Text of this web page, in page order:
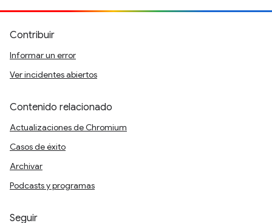
Contribuir
Informar un error
Ver incidentes abiertos
Contenido relacionado
Actualizaciones de Chromium
Casos de éxito
Archivar
Podcasts y programas
Seguir